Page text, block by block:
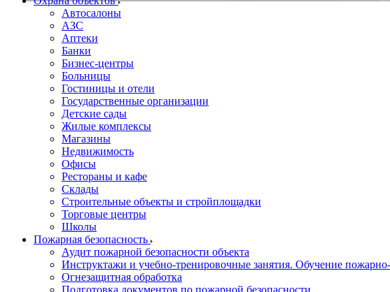
Автосалоны
АЗС
Аптеки
Банки
Бизнес-центры
Больницы
Гостиницы и отели
Государственные организации
Детские сады
Жилые комплексы
Магазины
Недвижимость
Офисы
Рестораны и кафе
Склады
Строительные объекты и стройплощадки
Торговые центры
Школы
Пожарная безопасность
Аудит пожарной безопасности объекта
Инструктажи и учебно-тренировочные занятия. Обучение
Огнезащитная обработка
Подготовка документов по пожарной безопасности